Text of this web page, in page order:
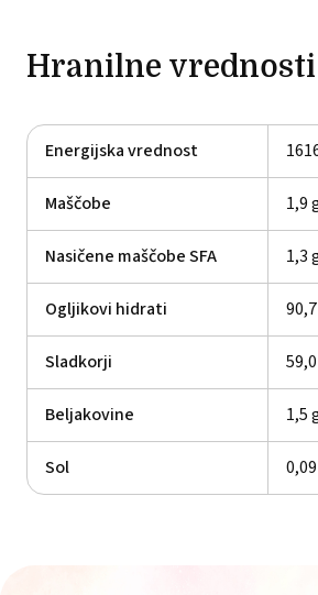
Hranilne vrednosti
Energijska vrednost
Maščobe 1,9
Nasičene maščobe SFA 1,3
Ogljikovi hidrati
Sladkorji
Beljakovine 1,5
Sol